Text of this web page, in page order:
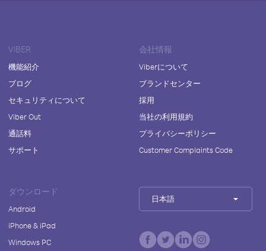
VIBER
機能紹介
ブログ
セキュリティについて
Viber Out
通話料
サポート
会社情報
Viberについて
ブランドセンター
採用
当社の利用規約
プライバシーポリシー
Customer Complaints Code
ダウンロード
Android
iPhone & iPad
Windows PC
日本語